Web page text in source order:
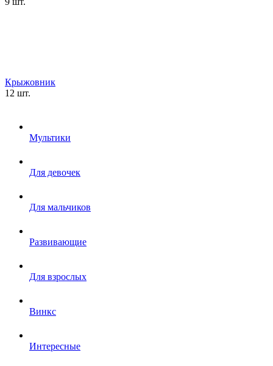
Крыжовник
12 шт.
Мультики
Для девочек
Для мальчиков
Развивающие
Для взрослых
Винкс
Интересные